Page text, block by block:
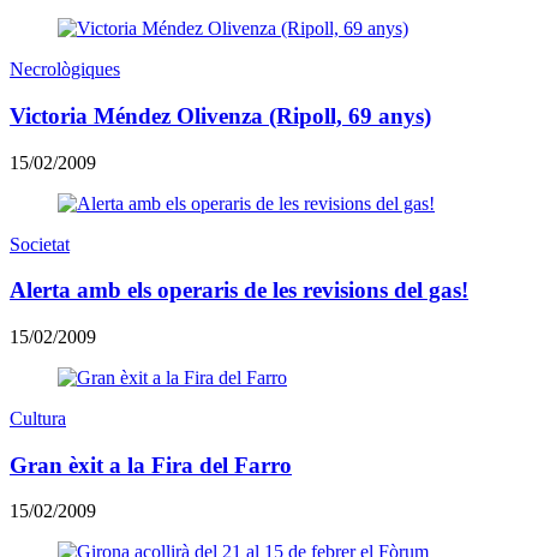
Necrològiques
Victoria Méndez Olivenza (Ripoll, 69 anys)
15/02/2009
Societat
Alerta amb els operaris de les revisions del gas!
15/02/2009
Cultura
Gran èxit a la Fira del Farro
15/02/2009